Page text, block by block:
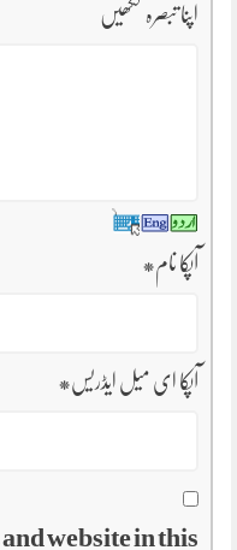
اپنا تبصرہ لکھیں
آپکا نام*
آپکا ای میل ایڈریس*
website in this